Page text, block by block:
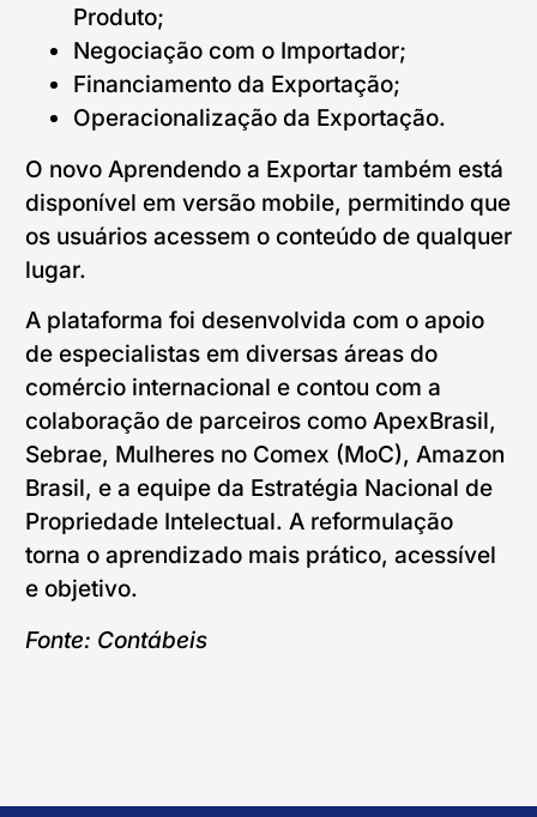
Produto;
Negociação com o Importador;
Financiamento da Exportação;
Operacionalização da Exportação.
O novo Aprendendo a Exportar também está
disponível em versão mobile, permitindo que
os usuários acessem o conteúdo de qualquer
lugar.
A plataforma foi desenvolvida com o apoio
de especialistas em diversas áreas do
comércio internacional e contou com a
colaboração de parceiros como ApexBrasil,
Sebrae, Mulheres no Comex (MoC), Amazon
Brasil, e a equipe da Estratégia Nacional de
Propriedade Intelectual. A reformulação
torna o aprendizado mais prático, acessível
e objetivo.
Fonte: Contábeis